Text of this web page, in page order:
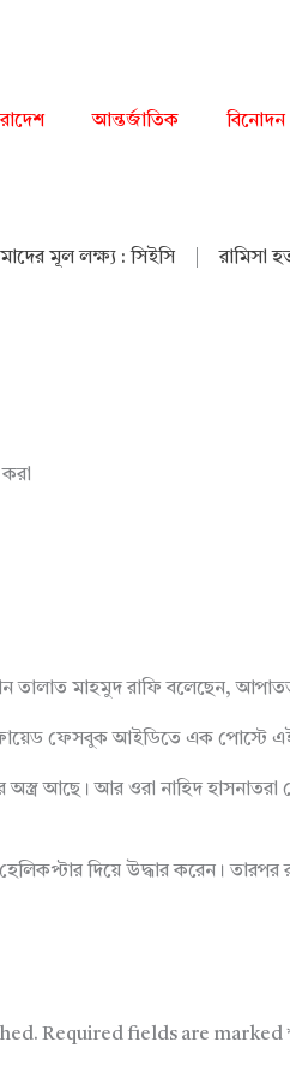
আন্তর্জাতিক বিনোদন
মূল লক্ষ্য : সিইসি রামিসা
তালাত মাহমুদ রাফি বলেছেন,
ফেসবুক আইডিতে এক পোস্টে এই
আছে। আর ওরা নাহিদ
দিয়ে উদ্ধার করেন।
Required fields are marked